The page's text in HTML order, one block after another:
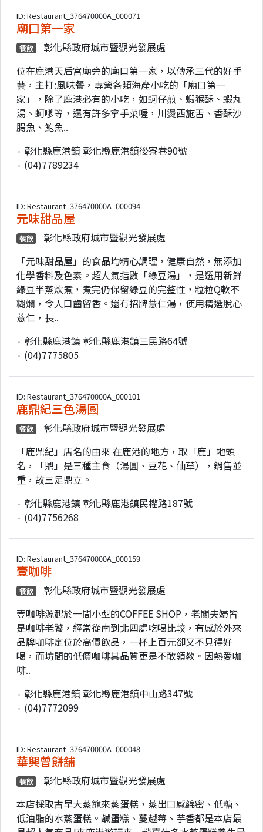
ID: Restaurant_376470000A_000071
廟口第一家
餐飲
彰化縣政府城市暨觀光發展處
位在鹿港天后宮廟旁的廟口第一家，以傳承三代的好手
藝，主打:風味餐，專營各類海產小吃的「廟口第一
家」，除了鹿港必有的小吃，如蚵仔煎、蝦猴酥、蝦丸
湯、蚵嗲等，還有許多拿手菜喔，川燙西施舌、香酥沙
腸魚、鮑魚..
彰化縣鹿港鎮 彰化縣鹿港鎮後寮巷90號
(04)7789234
ID: Restaurant_376470000A_000094
元味甜品屋
餐飲
彰化縣政府城市暨觀光發展處
「元味甜品屋」的食品均精心調理，健康自然，無添加
化學香料及色素。超人氣指數「綠豆湯」，是選用新鮮
綠豆半蒸炊煮，煮完仍保留綠豆的完整性，粒粒Q軟不
糊爛，令人口齒留香。還有招牌薏仁湯，使用精選脫心
薏仁，長..
彰化縣鹿港鎮 彰化縣鹿港鎮三民路64號
(04)7775805
ID: Restaurant_376470000A_000101
鹿鼎紀三色湯圓
餐飲
彰化縣政府城市暨觀光發展處
「鹿鼎紀」店名的由來 在鹿港的地方，取「鹿」地頭
名，「鼎」是三種主食（湯圓、豆花、仙草），銷售並
重，故三足鼎立。
彰化縣鹿港鎮 彰化縣鹿港鎮民權路187號
(04)7756268
ID: Restaurant_376470000A_000159
壹咖啡
餐飲
彰化縣政府城市暨觀光發展處
壹咖啡源起於一間小型的COFFEE SHOP，老闆夫婦皆
是咖啡老饕，經常從南到北四處吃喝比較，有感於外來
品牌咖啡定位於高價飲品，一杯上百元卻又不見得好
喝，而坊間的低價咖啡其品質更是不敢領教。因熱愛咖
啡..
彰化縣鹿港鎮 彰化縣鹿港鎮中山路347號
(04)7772099
ID: Restaurant_376470000A_000048
華興曾餅舖
餐飲
彰化縣政府城市暨觀光發展處
本店採取古早大蒸籠來蒸蛋糕，蒸出口感綿密、低糖、
低油脂的水蒸蛋糕。鹹蛋糕、蔓越莓、芋香都是本店最